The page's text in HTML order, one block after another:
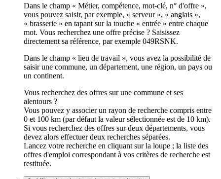
Dans le champ « Métier, compétence, mot-clé, n° d'offre »,
vous pouvez saisir, par exemple, « serveur », « anglais »,
« brasserie » en tapant sur la touche « entrée » entre chaque
mot. Vous recherchez une offre précise ? Saisissez
directement sa référence, par exemple 049RSNK.
Dans le champ « lieu de travail », vous avez la possibilité de
saisir une commune, un département, une région, un pays ou
un continent.
Vous recherchez des offres sur une commune et ses
alentours ?
Vous pouvez y associer un rayon de recherche compris entre
0 et 100 km (par défaut la valeur sélectionnée est de 10 km).
Si vous recherchez des offres sur deux départements, vous
devez alors effectuer deux recherches séparées.
Lancez votre recherche en cliquant sur la loupe ; la liste des
offres d'emploi correspondant à vos critères de recherche est
restituée.